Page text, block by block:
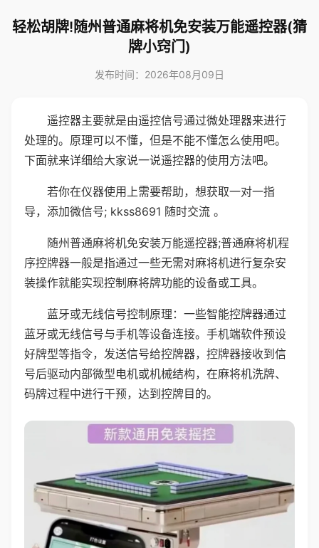
轻松胡牌!随州普通麻将机免安装万能遥控器(猜
牌小窍门)
发布时间：2026年08月09日
遥控器主要就是由遥控信号通过微处理器来进行
处理的。原理可以不懂，但是不能不懂怎么使用吧。
下面就来详细给大家说一说遥控器的使用方法吧。
若你在仪器使用上需要帮助，想获取一对一指
导，添加微信号; kkss8691 随时交流 。
随州普通麻将机免安装万能遥控器;普通麻将机程
序控牌器一般是指通过一些无需对麻将机进行复杂安
装操作就能实现控制麻将牌功能的设备或工具。
蓝牙或无线信号控制原理：一些智能控牌器通过
蓝牙或无线信号与手机等设备连接。手机端软件预设
好牌型等指令，发送信号给控牌器，控牌器接收到信
号后驱动内部微型电机或机械结构，在麻将机洗牌、
码牌过程中进行干预，达到控牌目的。